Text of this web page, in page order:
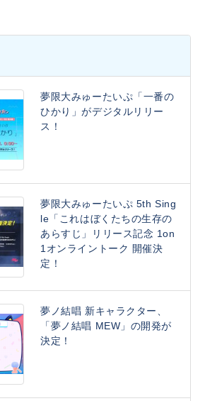
夢限大みゅーたいぷ「一番の
ひかり」がデジタルリリー
ス！
夢限大みゅーたいぷ 5th Sing
le「これはぼくたちの生存の
あらすじ」リリース記念 1on
1オンライントーク 開催決
定！
夢ノ結唱 新キャラクター、
「夢ノ結唱 MEW」の開発が
決定！